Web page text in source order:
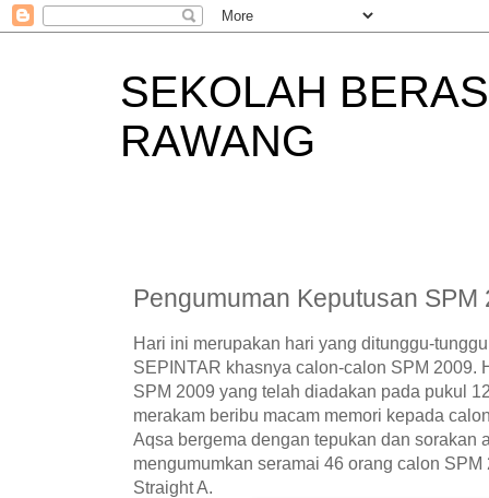
SEKOLAH
RAWANG
Pengumuman Keputusan SPM
Hari ini merupakan hari yang ditunggu-
SEPINTAR khasnya calon-calon SPM 2009.
SPM 2009 yang telah diadakan pada pukul
merakam beribu macam memori kepada
Aqsa bergema dengan tepukan dan sorakan
mengumumkan seramai 46 orang calon
Straight A.